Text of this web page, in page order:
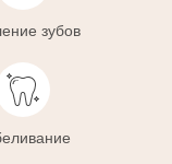
зубов